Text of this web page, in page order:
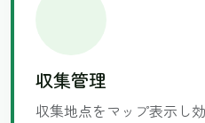
収集管理
収集地点をマップ表示し